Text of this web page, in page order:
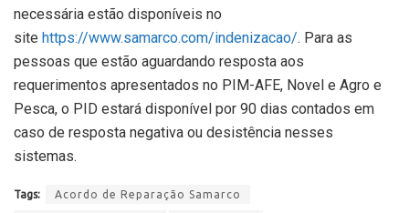
necessária estão disponíveis no
site https://www.samarco.com/indenizacao/. Para as
pessoas que estão aguardando resposta aos
requerimentos apresentados no PIM-AFE, Novel e Agro e
Pesca, o PID estará disponível por 90 dias contados em
caso de resposta negativa ou desistência nesses
sistemas.
Tags: Acordo de Reparação Samarco